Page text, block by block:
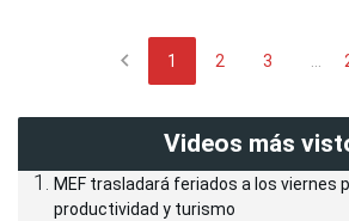
chevron_left 1 2 3 ...
Videos más
MEF trasladará feriados a los viernes
productividad y turismo